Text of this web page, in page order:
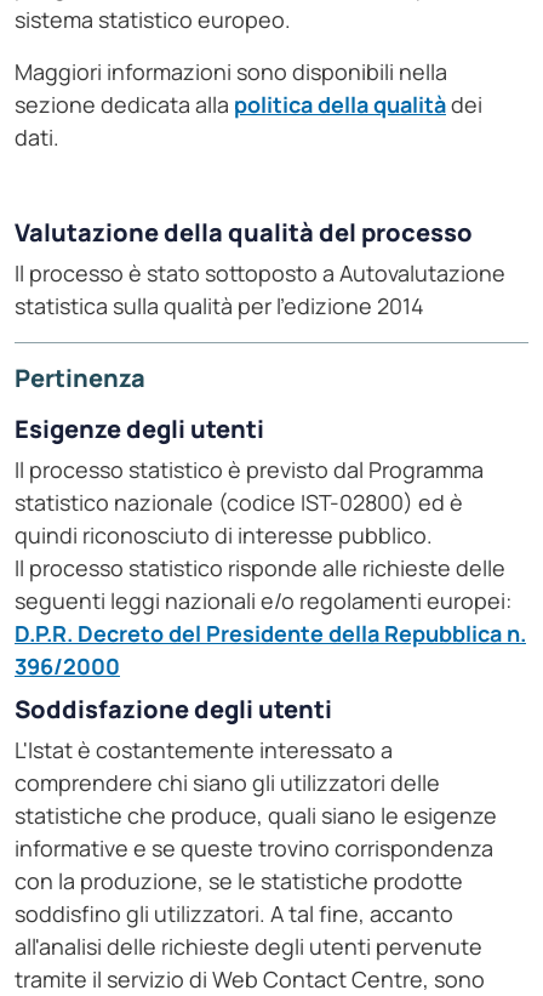
sistema statistico europeo.
Maggiori informazioni sono disponibili nella
sezione dedicata alla politica della qualitàdei
dati.
Valutazione della qualità del processo
Il processo è stato sottoposto a Autovalutazione
statistica sulla qualità per l'edizione 2014
Pertinenza
Esigenze degli utenti
Il processo statistico è previsto dal Programma
statistico nazionale (codice IST-02800) ed è
quindi riconosciuto di interesse pubblico.
Il processo statistico risponde alle richieste delle
seguenti leggi nazionali e/o regolamenti europei:
D.P.R. Decreto del Presidente della Repubblica n.
396/2000
Soddisfazione degli utenti
L'Istat è costantemente interessato a
comprendere chi siano gli utilizzatori delle
statistiche che produce, quali siano le esigenze
informative e se queste trovino corrispondenza
con la produzione, se le statistiche prodotte
soddisfino gli utilizzatori. A tal fine, accanto
all'analisi delle richieste degli utenti pervenute
tramite il servizio di Web Contact Centre, sono